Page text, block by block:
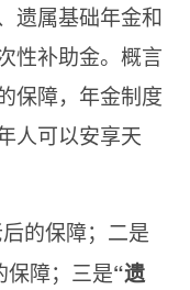
遗属基础年金和
性补助金。概言
保障，年金制度
人可以安享天
的保障；二是
保障；三是“遗